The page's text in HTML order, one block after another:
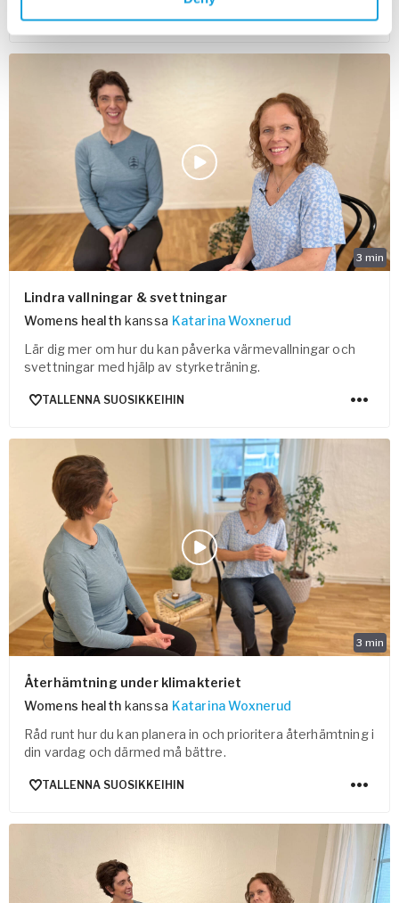
3 min
Lindra vallningar & svettningar
Womens health kanssa Katarina Woxnerud
Lär dig mer om hur du kan påverka värmevallningar och
svettningar med hjälp av styrketräning.
TALLENNA SUOSIKKEIHIN
3 min
Återhämtning under klimakteriet
Womens health kanssa Katarina Woxnerud
Råd runt hur du kan planera in och prioritera återhämtning i
din vardag och därmed må bättre.
TALLENNA SUOSIKKEIHIN